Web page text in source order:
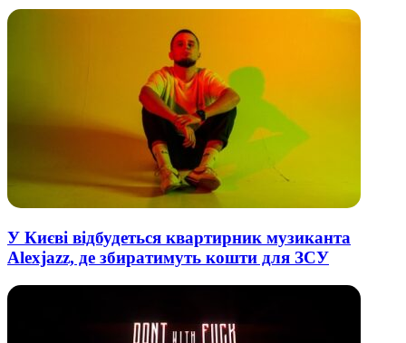
У Києві відбудеться квартирник музиканта
Alexjazz, де збиратимуть кошти для ЗСУ